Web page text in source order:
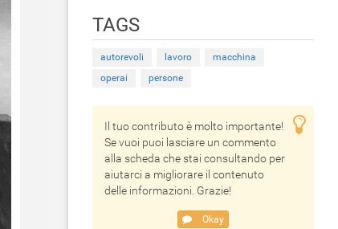
TAGS
autorevoli lavoro
macchina
operai
persone
Il tuo contributo è molto importante!
Se vuoi puoi lasciare un commento
alla scheda che stai consultando per
aiutarci a migliorare il contenuto
delle informazioni. Grazie!
Okay